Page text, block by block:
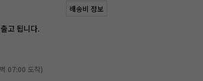
고 됩니다.
07:00 도착)
배송비 정보